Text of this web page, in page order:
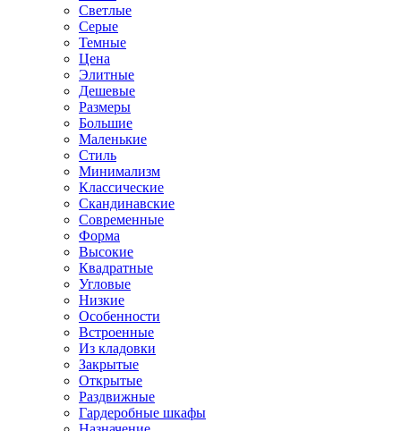
Светлые
Серые
Темные
Цена
Элитные
Дешевые
Размеры
Большие
Маленькие
Стиль
Минимализм
Классические
Скандинавские
Современные
Форма
Высокие
Квадратные
Угловые
Низкие
Особенности
Встроенные
Из кладовки
Закрытые
Открытые
Раздвижные
Гардеробные шкафы